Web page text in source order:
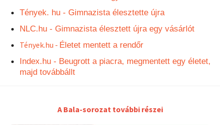
Tények. hu - Gimnazista élesztette újra
NLC.hu - Gimnazista élesztett újra egy vásárlót
Tények.hu - Életet mentett a rendőr
Index.hu - Beugrott a piacra, megmentett egy életet,
majd továbbállt
A Bala-sorozat további részei